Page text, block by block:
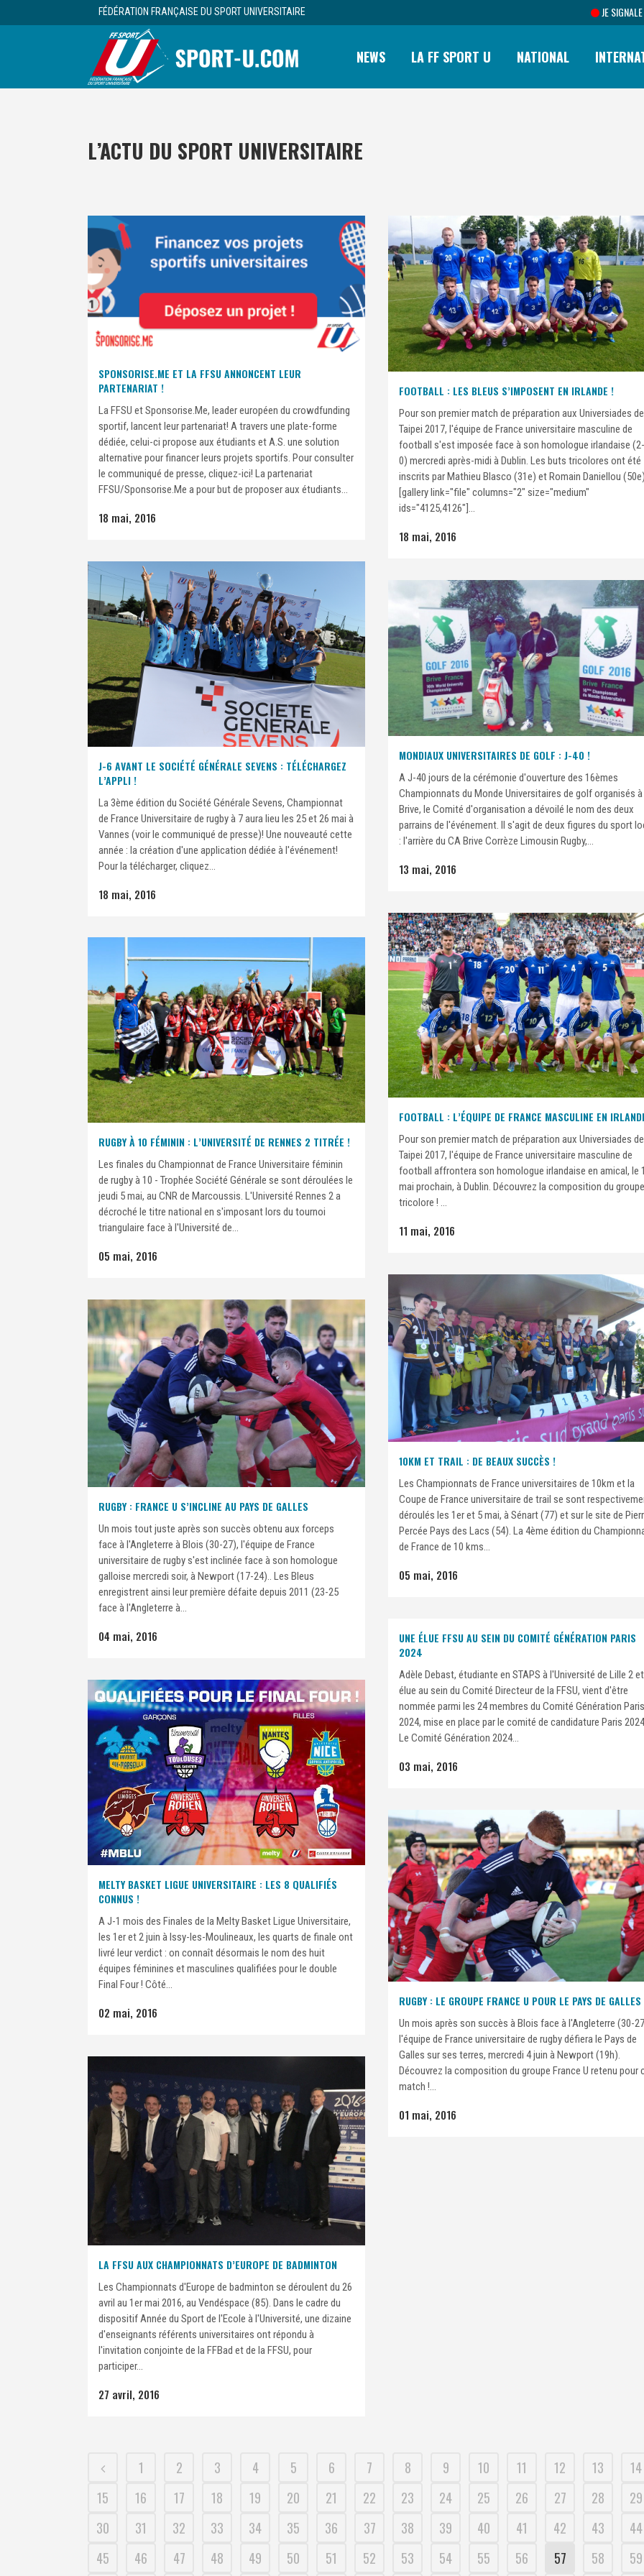
FÉDÉRATION FRANÇAISE DU SPORT UNIVERSITAIRE JE SIGNALE
NEWS LA FF SPORT U NATIONAL
L’ACTU DU SPORT UNIVERSITAIRE
SPONSORISE.ME ET LA FFSU ANNONCENT LEUR
PARTENARIAT !
La FFSU et Sponsorise.Me, leader européen du crowdfunding
sportif, lancent leur partenariat! A travers une plate-forme
dédiée, celui-ci propose aux étudiants et A.S. une solution
alternative pour financer leurs projets sportifs. Pour consulter
le communiqué de presse, cliquez-ici! La partenariat
FFSU/Sponsorise.Me a pour but de proposer aux étudiants...
18 mai, 2016
FOOTBALL : LES BLEUS S’IMPOSENT EN IRLANDE !
Pour son premier match de préparation aux Universiades de
Taipei 2017, l'équipe de France universitaire masculine de
football s'est imposée face à son homologue irlandaise (2-
0) mercredi après-midi à Dublin. Les buts tricolores ont été
inscrits par Mathieu Blasco (31e) et Romain Daniellou
[gallery link="file" columns="2" size="medium"
ids="4125,4126"]...
18 mai, 2016
J-6 AVANT LE SOCIÉTÉ GÉNÉRALE SEVENS : TÉLÉCHARGEZ
L’APPLI !
La 3ème édition du Société Générale Sevens, Championnat
de France Universitaire de rugby à 7 aura lieu les 25 et 26 mai à
Vannes (voir le communiqué de presse)! Une nouveauté cette
année : la création d'une application dédiée à l'événement!
Pour la télécharger, cliquez...
18 mai, 2016
MONDIAUX UNIVERSITAIRES DE GOLF : J-40 !
A J-40 jours de la cérémonie d'ouverture des 16èmes
Championnats du Monde Universitaires de golf organisés à
Brive, le Comité d'organisation a dévoilé le nom des deux
parrains de l'événement. Il s'agit de deux figures du sport
: l'arrière du CA Brive Corrèze Limousin Rugby,...
13 mai, 2016
FOOTBALL : L’ÉQUIPE DE FRANCE MASCULINE EN
Pour son premier match de préparation aux Universiades de
Taipei 2017, l'équipe de France universitaire masculine de
football affrontera son homologue irlandaise en amical, le
mai prochain, à Dublin. Découvrez la composition du groupe
tricolore ! ...
11 mai, 2016
RUGBY À 10 FÉMININ : L’UNIVERSITÉ DE RENNES 2 TITRÉE !
Les finales du Championnat de France Universitaire féminin
de rugby à 10 - Trophée Société Générale se sont déroulées le
jeudi 5 mai, au CNR de Marcoussis. L'Université Rennes 2 a
décroché le titre national en s'imposant lors du tournoi
triangulaire face à l'Université de...
05 mai, 2016
10KM ET TRAIL : DE BEAUX SUCCÈS !
Les Championnats de France universitaires de 10km et la
Coupe de France universitaire de trail se sont
déroulés les 1er et 5 mai, à Sénart (77) et sur le site de
Percée Pays des Lacs (54). La 4ème édition du
de France de 10 kms...
05 mai, 2016
RUGBY : FRANCE U S’INCLINE AU PAYS DE GALLES
Un mois tout juste après son succès obtenu aux forceps
face à l'Angleterre à Blois (30-27), l'équipe de France
universitaire de rugby s'est inclinée face à son homologue
galloise mercredi soir, à Newport (17-24).. Les Bleus
enregistrent ainsi leur première défaite depuis 2011 (23-25
face à l'Angleterre à...
04 mai, 2016
UNE ÉLUE FFSU AU SEIN DU COMITÉ GÉNÉRATION PARIS
2024
Adèle Debast, étudiante en STAPS à l'Université de Lille 2 et
élue au sein du Comité Directeur de la FFSU, vient d'être
nommée parmi les 24 membres du Comité Génération Paris
2024, mise en place par le comité de candidature Paris
Le Comité Génération 2024...
03 mai, 2016
MELTY BASKET LIGUE UNIVERSITAIRE : LES 8 QUALIFIÉS
CONNUS !
A J-1 mois des Finales de la Melty Basket Ligue Universitaire,
les 1er et 2 juin à Issy-les-Moulineaux, les quarts de finale ont
livré leur verdict : on connaît désormais le nom des huit
équipes féminines et masculines qualifiées pour le double
Final Four ! Côté...
02 mai, 2016
RUGBY : LE GROUPE FRANCE U POUR LE PAYS DE GALLES
Un mois après son succès à Blois face à l'Angleterre (30-
l'équipe de France universitaire de rugby défiera le Pays de
Galles sur ses terres, mercredi 4 juin à Newport (19h).
Découvrez la composition du groupe France U retenu pour
match !...
01 mai, 2016
LA FFSU AUX CHAMPIONNATS D’EUROPE DE BADMINTON
Les Championnats d'Europe de badminton se déroulent du 26
avril au 1er mai 2016, au Vendéspace (85). Dans le cadre du
dispositif Année du Sport de l'Ecole à l'Université, une dizaine
d'enseignants référents universitaires ont répondu à
l'invitation conjointe de la FFBad et de la FFSU, pour
participer...
27 avril, 2016
1 2 3 4 5 6 7 8 9 10 11 12 13
14
15
16 17 18 19 20 21 22 23 24 25 26 27 28
29
30
31 32 33 34 35 36 37 38 39 40 41 42 43
44
45
46 47 48 49 50 51 52 53 54 55 56 57 58 59